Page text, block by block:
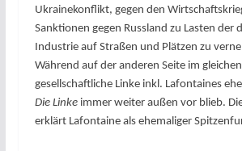
Ukrainekonflikt, gegen den
Sanktionen gegen Russland zu Lasten der
Industrie auf Straßen und Plätzen zu
Während auf der anderen Seite im
gesellschaftliche Linke inkl. Lafontaines
Die Linkeimmer weiter außen vor blieb.
erklärt Lafontaine als ehemaliger